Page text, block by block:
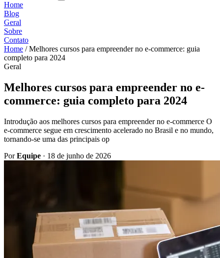
Home
Blog
Geral
Sobre
Contato
Home / Melhores cursos para empreender no e-commerce: guia
completo para 2024
Geral
Melhores cursos para empreender no e-
commerce: guia completo para 2024
Introdução aos melhores cursos para empreender no e-commerce O
e-commerce segue em crescimento acelerado no Brasil e no mundo,
tornando-se uma das principais op
PorEquipe · 18 de junho de 2026